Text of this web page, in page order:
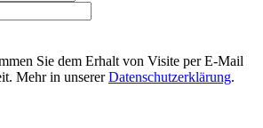
Sie dem Erhalt von Visite per E-Mail
Mehr in unserer Datenschutzerklärung.